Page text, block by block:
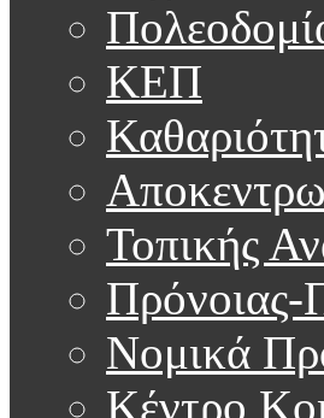
ΚΕΠ
Τοπικής
Πρόνοιας-
Νομικά
Κέντρο